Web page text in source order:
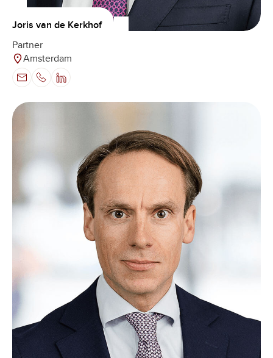
Joris van de Kerkhof
Partner
Amsterdam